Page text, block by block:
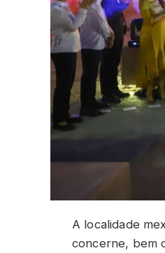
A localidade
concerne, bem